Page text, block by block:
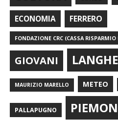
ECONOMIA FERRERO
FONDAZIONE CRC (CASSA
GIOVANI LANGHE
MAURIZIO MARELLO METEO
PALLAPUGNO